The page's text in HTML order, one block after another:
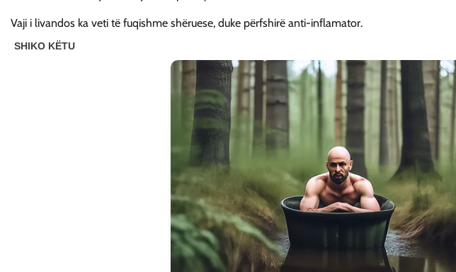
Vaji i livandos ka veti të fuqishme shëruese, duke përfshirë anti-inflamator.